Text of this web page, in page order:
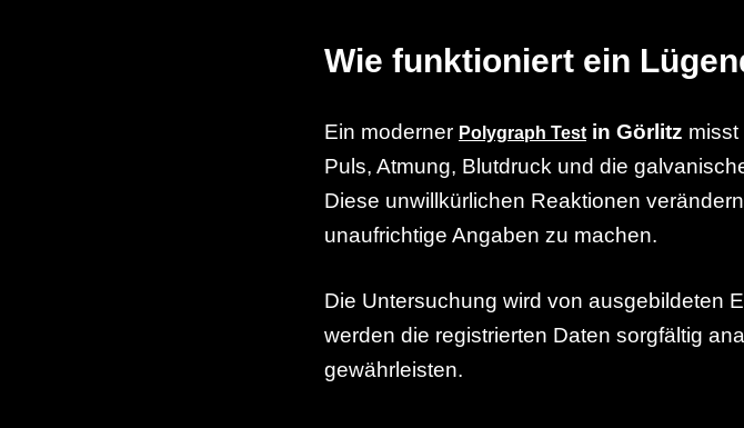
Wie funktioniert ein
Ein moderner Polygraph Test in Görlitz
Puls, Atmung, Blutdruck und die
Diese unwillkürlichen Reaktionen
unaufrichtige Angaben zu machen.
Die Untersuchung wird von ausgebildeten
werden die registrierten Daten sorgfältig
gewährleisten.